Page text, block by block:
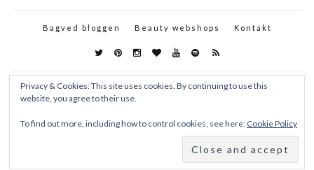
Bagved bloggen Beauty webshops Kontakt
Privacy & Cookies: This site uses cookies. By continuing to use this
website, you agree to their use.
To find out more, including how to control cookies, see here: Cookie Policy